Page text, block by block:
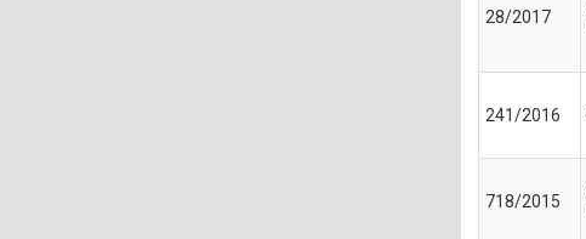
28/2017
241/2016
718/2015